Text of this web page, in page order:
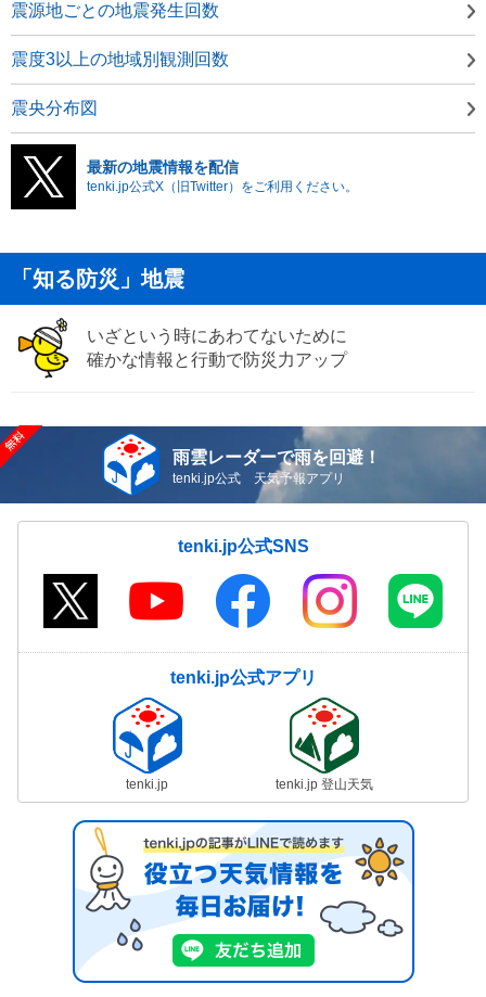
震源地ごとの地震発生回数
震度3以上の地域別観測回数
震央分布図
最新の地震情報を配信
tenki.jp公式X（旧Twitter）をご利用ください。
「知る防災」地震
いざという時にあわてないために
確かな情報と行動で防災力アップ
雨雲レーダーで雨を回避！
tenki.jp公式 天気予報アプリ
tenki.jp公式SNS
tenki.jp公式アプリ
tenki.jp tenki.jp 登山天気